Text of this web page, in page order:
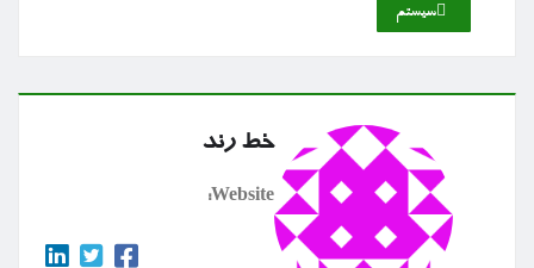
سیستم
خط رند
Website: